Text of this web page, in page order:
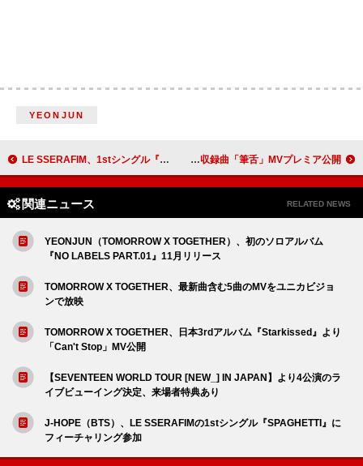
YEONJUN
LE SSERAFIM、1stシングル『SPAGHETTI』ハイライトメドレー＆トラックリストを公開 RADWIMPS、ニューアルバム『あにゅー』収録曲「筆舌」MVプレミア公開
関連ニュース RELATED NEWS
YEONJUN（TOMORROW X TOGETHER）、初のソロアルバム
『NO LABELS PART.01』11月リリース
TOMORROW X TOGETHER、最新曲含む5曲のMVをユニカビジョ
ンで放映
TOMORROW X TOGETHER、日本3rdアルバム『Starkissed』より
「Can't Stop」MV公開
【SEVENTEEN WORLD TOUR [NEW_] IN JAPAN】より4公演のラ
イブビューイング決定、来場者特典あり
J-HOPE（BTS）、LE SSERAFIMの1stシングル『SPAGHETTI』に
フィーチャリング参加